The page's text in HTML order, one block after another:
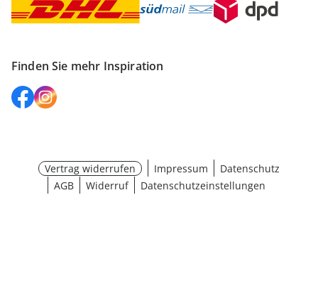
Finden Sie mehr Inspiration
Vertrag widerrufen Impressum
Datenschutz
AGB
Widerruf Datenschutzeinstellungen